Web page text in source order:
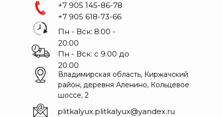
Пн - Вск: с 9.00 до
20.00
+7 905 145-86-78
+7 905 618-73-66
Пн - Вск: 8:00 -
20:00
plitkalyux.plitkalyux@yandex.ru
Владимирская область, Киржачский
район, деревня Аленино, Кольцевое
шоссе, 2